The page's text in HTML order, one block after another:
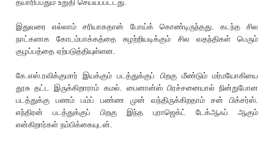
தயா‌ரிப்பதும் உறுதி செய்யப்பட்டது.
இதுவரை எல்லாம் ச‌ரியாகதான் போய்க் கொண்டிருந்தது. கடந்த சில
நாட்களாக கோடம்பாக்கத்தை சுழற்றியடிக்கும் சில வதந்திகள் பெரும்
குழப்பத்தை ஏற்படுத்தியுள்ளன.
கே.எஸ்.ரவிக்குமார் இயக்கும் படத்துக்குப் பிறகு மீண்டும் மர்மயோகியை
தூசு தட்ட இருக்கிறாராம் கமல். பைனான்ஸ் பிரச்சனையால் நின்றுபோன
படத்துக்கு பணம் பம்ப் பண்ண முன் வந்திருக்கிறதாம் சன் பிக்சர்ஸ்.
எந்திரன் படத்துக்குப் பிறகு இந்த புராஜெக்ட் டேக்ஆஃப் ஆகும்
என்கிறார்கள் நம்பிக்கையுடன்.